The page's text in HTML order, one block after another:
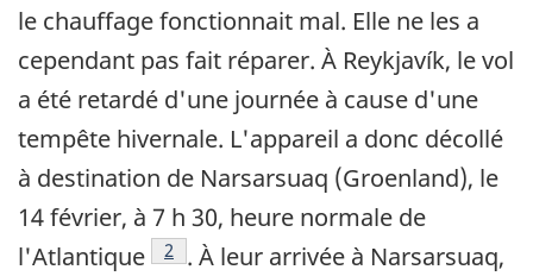
le chauffage fonctionnait mal. Elle ne les a
cependant pas fait réparer. À Reykjavík, le vol
a été retardé d'une journée à cause d'une
tempête hivernale. L'appareil a donc décollé
à destination de Narsarsuaq (Groenland), le
14 février, à 7 h 30, heure normale de
l'Atlantique
Note de bas de page
2
. À leur arrivée à Narsarsuaq,